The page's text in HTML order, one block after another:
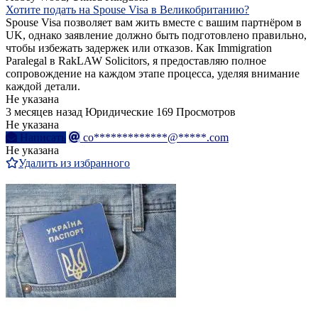
Хотите подать на Spouse Visa в Великобританию?
Spouse Visa позволяет вам жить вместе с вашим партнёром в
UK, однако заявление должно быть подготовлено правильно,
чтобы избежать задержек или отказов. Как Immigration
Paralegal в RakLAW Solicitors, я предоставляю полное
сопровождение на каждом этапе процесса, уделяя внимание
каждой детали.
Не указана
3 месяцев назад Юридические 169 Просмотров
Не указана
Написать
co*************@*****.com
Не указана
Удалить из избранного